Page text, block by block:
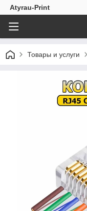
Atyrau-Print
Товары и услуги